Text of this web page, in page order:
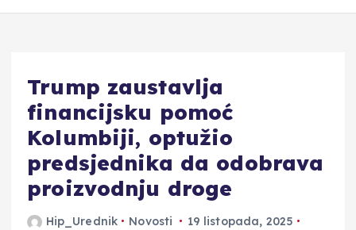
Trump zaustavlja
financijsku pomoć
Kolumbiji, optužio
predsjednika da odobrava
proizvodnju droge
Hip_Urednik Novosti
19 listopada, 2025